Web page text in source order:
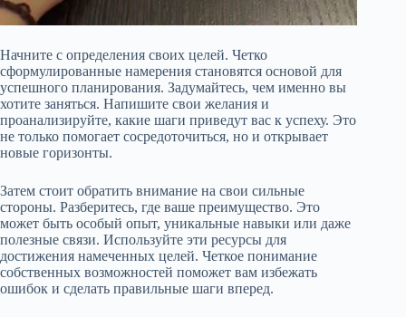
Начните с определения своих целей. Четко
сформулированные намерения становятся основой для
успешного планирования. Задумайтесь, чем именно вы
хотите заняться. Напишите свои желания и
проанализируйте, какие шаги приведут вас к успеху. Это
не только помогает сосредоточиться, но и открывает
новые горизонты.
Затем стоит обратить внимание на свои сильные
стороны. Разберитесь, где ваше преимущество. Это
может быть особый опыт, уникальные навыки или даже
полезные связи. Используйте эти ресурсы для
достижения намеченных целей. Четкое понимание
собственных возможностей поможет вам избежать
ошибок и сделать правильные шаги вперед.